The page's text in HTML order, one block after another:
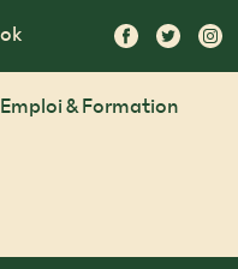
Emploi & Formation